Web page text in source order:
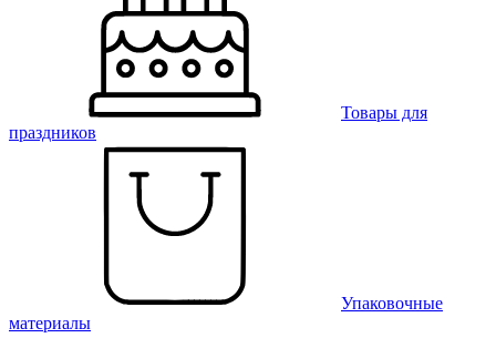
Товары для
праздников
Упаковочные
материалы